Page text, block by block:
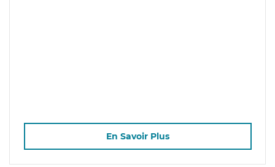
En Savoir Plus